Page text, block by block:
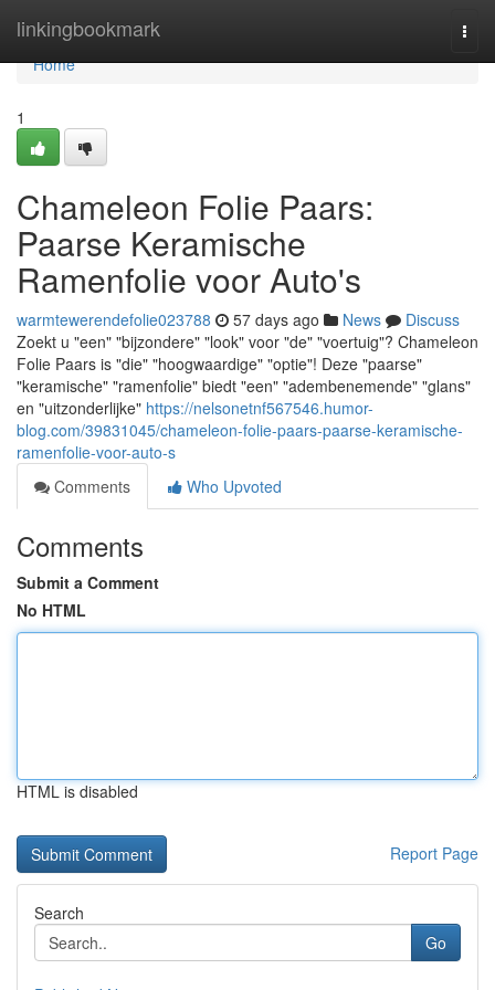
linkingbookmark
Home
Home
1
Chameleon Folie Paars:
Paarse Keramische
Ramenfolie voor Auto's
warmtewerendefolie023788 57 days ago News
Discuss
Zoekt u "een" "bijzondere" "look" voor "de" "voertuig"? Chameleon
Folie Paars is "die" "hoogwaardige" "optie"! Deze "paarse"
"keramische" "ramenfolie" biedt "een" "adembenemende" "glans"
en "uitzonderlijke" https://nelsonetnf567546.humor-
blog.com/39831045/chameleon-folie-paars-paarse-keramische-
ramenfolie-voor-auto-s
Comments
Who Upvoted
Comments
Submit a Comment
No HTML
HTML is disabled
Report Page
Search
Go